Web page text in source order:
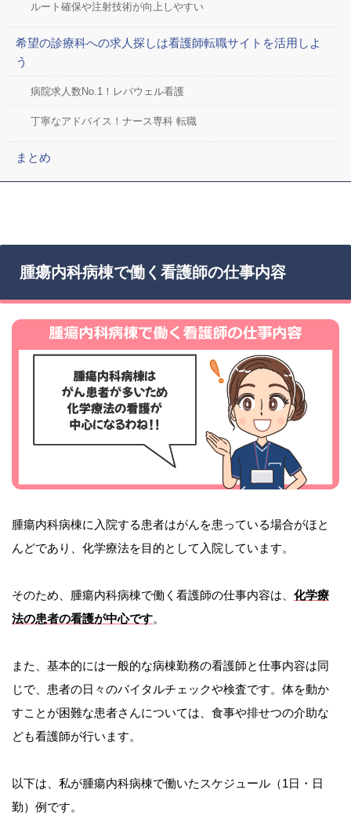
ルート確保や注射技術が向上しやすい
希望の診療科への求人探しは看護師転職サイトを活用しよ
う
病院求人数No.1！レバウェル看護
丁寧なアドバイス！ナース専科 転職
まとめ
腫瘍内科病棟で働く看護師の仕事内容
腫瘍内科病棟に入院する患者はがんを患っている場合がほと
んどであり、化学療法を目的として入院しています。
そのため、腫瘍内科病棟で働く看護師の仕事内容は、 化学療
法の患者の看護が中心です。
また、基本的には一般的な病棟勤務の看護師と仕事内容は同
じで、患者の日々のバイタルチェックや検査です。体を動か
すことが困難な患者さんについては、食事や排せつの介助な
ども看護師が行います。
以下は、私が腫瘍内科病棟で働いたスケジュール（1日・日
勤）例です。